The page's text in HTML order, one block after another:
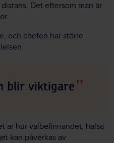
Det eftersom man är
och chefen har större
blir viktigare
är hur välbefinnandet, hälsa
kan påverkas av